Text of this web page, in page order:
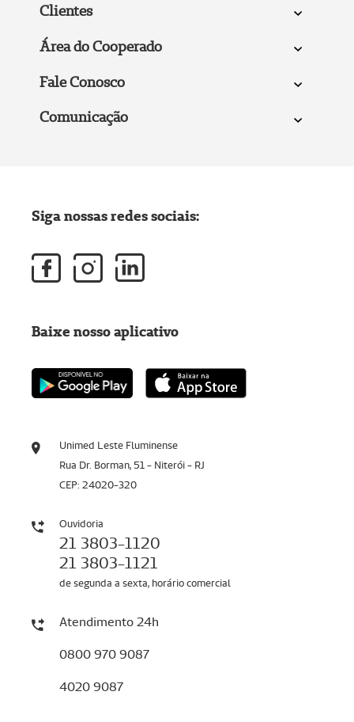
Clientes
Área do Cooperado
Fale Conosco
Comunicação
Unimed Leste Fluminense
Rua Dr. Borman, 51 - Niterói - RJ
CEP: 24020-320
Ouvidoria
21 3803-1120
21 3803-1121
de segunda a sexta, horário comercial
Atendimento 24h
0800 970 9087
4020 9087
Siga nossas redes sociais:
Baixe nosso aplicativo